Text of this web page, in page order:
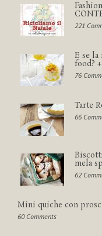
221
E se
food?
76
Tarte
66
mela
62
Mini quiche con
60 Comments